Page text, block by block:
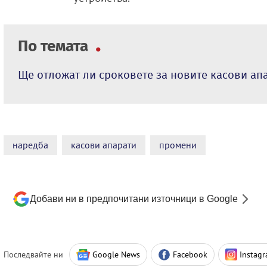
По темата
Ще отложат ли сроковете за новите касови
наредба касови апарати промени
Добави ни в предпочитани източници в Google
Последвайте ни Google News Facebook